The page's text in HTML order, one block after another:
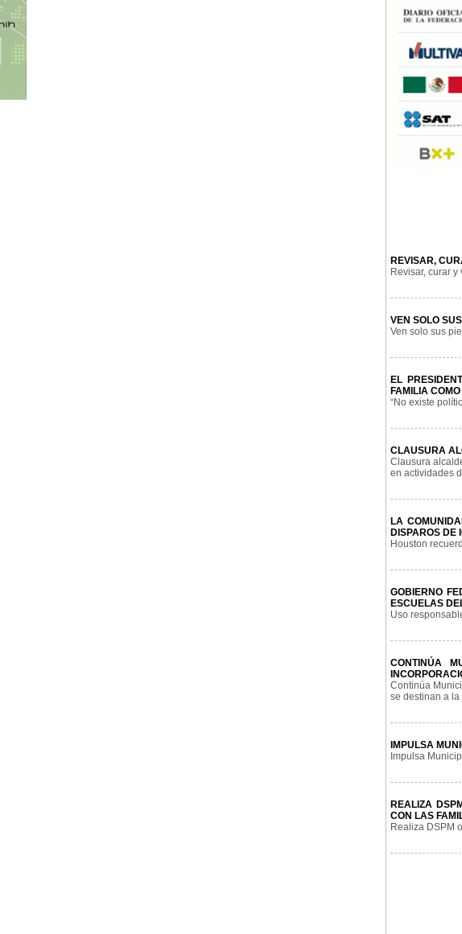
REVISAR,
Revisar, curar
VEN SOLO
Ven solo sus
EL
FAMILIA
“No existe
CLAUSURA
Clausura
en actividades
LA
DISPAROS DE
Houston
GOBIERNO
ESCUELAS
Uso
CONTINÚA
Continúa
se destinan a
IMPULSA
Impulsa
REALIZA
CON LAS
Realiza DSPM